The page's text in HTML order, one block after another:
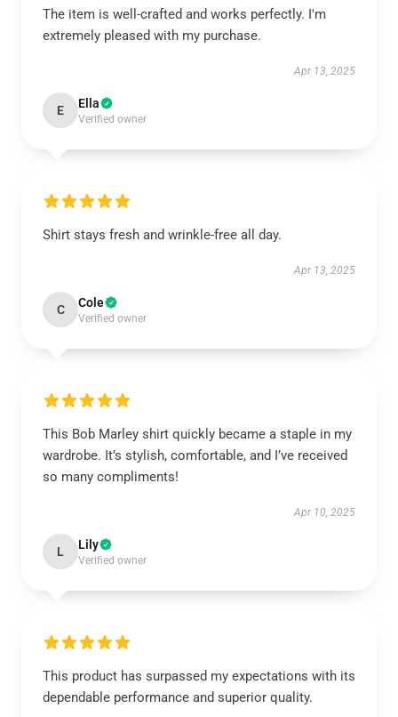
The item is well-crafted and works perfectly. I'm
extremely pleased with my purchase.
Apr 13, 2025
E Ella
Verified owner
Shirt stays fresh and wrinkle-free all day.
Apr 13, 2025
C Cole
Verified owner
This Bob Marley shirt quickly became a staple in my
wardrobe. It’s stylish, comfortable, and I’ve received
so many compliments!
Apr 10, 2025
L Lily
Verified owner
This product has surpassed my expectations with its
dependable performance and superior quality.